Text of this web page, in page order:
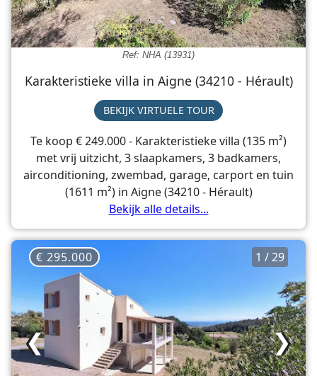
Ref: NHA (13931)
Karakteristieke villa in Aigne (34210 - Hérault)
BEKIJK VIRTUELE TOUR
Te koop € 249.000 - Karakteristieke villa (135 m²)
met vrij uitzicht, 3 slaapkamers, 3 badkamers,
airconditioning, zwembad, garage, carport en tuin
(1611 m²) in Aigne (34210 - Hérault)
Bekijk alle details...
1 / 29
❯
❮
€ 295.000